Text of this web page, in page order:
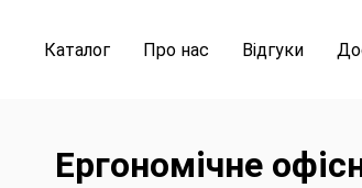
Каталог Про нас Відгуки
Ергономічне